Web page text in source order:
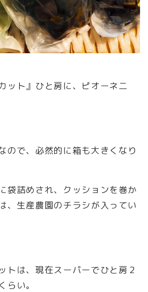
ット』ひと房に、ピオーネ二
ので、必然的に箱も大きくなり
袋詰めされ、クッションを巻か
、生産農園のチラシが入ってい
トは、現在スーパーでひと房２
らい。